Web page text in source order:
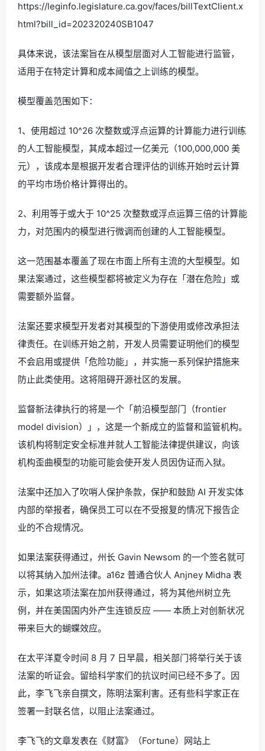
https://leginfo.legislature.ca.gov/faces/billTextClient.x
html?bill_id=202320240SB1047
具体来说，该法案旨在从模型层面对人工智能进行监管，
适用于在特定计算和成本阈值之上训练的模型。
模型覆盖范围如下：
1、使用超过 10^26 次整数或浮点运算的计算能力进行训练
的人工智能模型，其成本超过一亿美元（100,000,000 美
元），该成本是根据开发者合理评估的训练开始时云计算
的平均市场价格计算得出的。
2、利用等于或大于 10^25 次整数或浮点运算三倍的计算能
力，对范围内的模型进行微调而创建的人工智能模型。
这一范围基本覆盖了现在市面上所有主流的大型模型。如
果法案通过，这些模型都将被定义为存在「潜在危险」或
需要额外监督。
法案还要求模型开发者对其模型的下游使用或修改承担法
律责任。在训练开始之前，开发人员需要证明他们的模型
不会启用或提供「危险功能」，并实施一系列保护措施来
防止此类使用。这将阻碍开源社区的发展。
监督新法律执行的将是一个「前沿模型部门（frontier
model division）」，这是一个新成立的监督和监管机构。
该机构将制定安全标准并就人工智能法律提供建议，向该
机构歪曲模型的功能可能会使开发人员因伪证而入狱。
法案中还加入了吹哨人保护条款，保护和鼓励 AI 开发实体
内部的举报者，确保员工可以在不受报复的情况下报告企
业的不合规情况。
如果法案获得通过，州长 Gavin Newsom 的一个签名就可
以将其纳入加州法律。a16z 普通合伙人 Anjney Midha 表
示，如果这项法案在加州获得通过，将为其他州树立先
例，并在美国国内外产生连锁反应 —— 本质上对创新状况
带来巨大的蝴蝶效应。
在太平洋夏令时间 8 月 7 日早晨，相关部门将举行关于该
法案的听证会。留给科学家们的抗议时间已经不多了。因
此，李飞飞亲自撰文，陈明法案利害。还有些科学家正在
签署一封联名信，以阻止法案通过。
李飞飞的文章发表在《财富》（Fortune）网站上